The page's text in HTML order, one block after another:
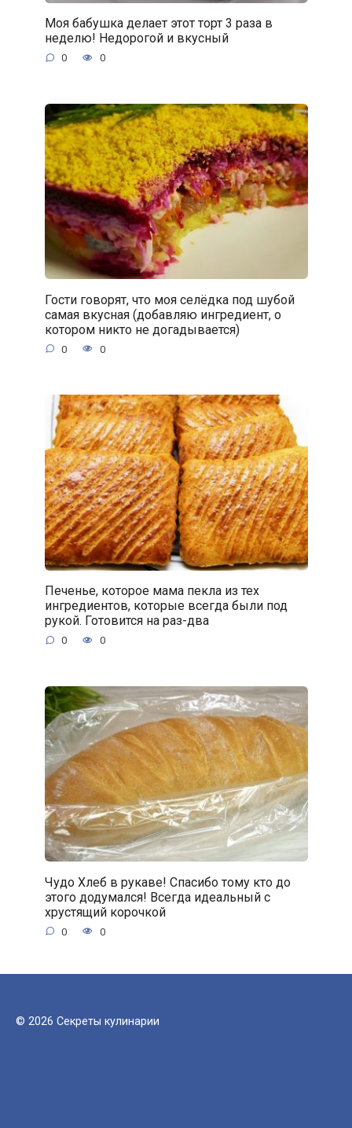
Моя бабушка делает этот торт 3 раза в
неделю! Недорогой и вкусный
0 0
Гости говорят, что моя селёдка под шубой
самая вкусная (добавляю ингредиент, о
котором никто не догадывается)
0 0
Печенье, которое мама пекла из тех
ингредиентов, которые всегда были под
рукой. Готовится на раз-два
0 0
Чудо Хлеб в рукаве! Спасибо тому кто до
этого додумался! Всегда идеальный с
хрустящий корочкой
0 0
© 2026 Секреты кулинарии